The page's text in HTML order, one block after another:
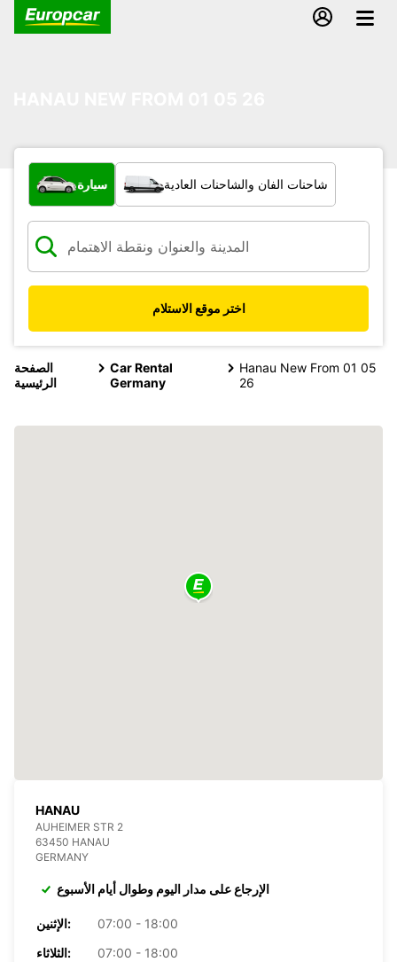
ما نوع المركبة؟
سيارة شاحنات الفان والشاحنات العادية
اختر موقع الاستلام
الصفحة
الرئيسية
Car Rental
Germany
Hanau New From 01 05
26
HANAU
AUHEIMER STR 2
63450 HANAU
GERMANY
الإرجاع على مدار اليوم وطوال أيام الأسبوع
الإثنين:
07:00 - 18:00
الثلاثاء:
07:00 - 18:00